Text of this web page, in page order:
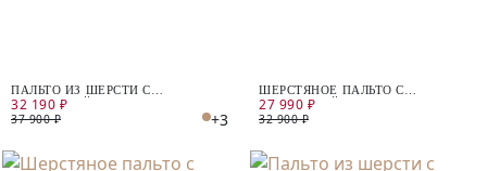
ПАЛЬТО ИЗ ШЕРСТИ С
МЕМБРАНОЙ
32 190 ₽
37 900 ₽ +3
ШЕРСТЯНОЕ ПАЛЬТО С
МЕМБРАНОЙ
27 990 ₽
32 900 ₽